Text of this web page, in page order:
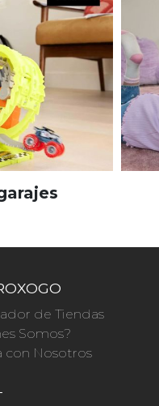
de Tiendas
Somos?
con Nosotros